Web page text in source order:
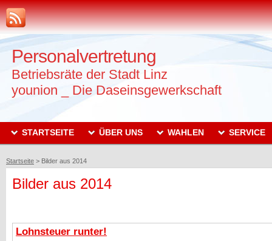
Personalvertretung
Betriebsräte der Stadt Linz
younion _ Die Daseinsgewerkschaft
STARTSEITE ÜBER UNS WAHLEN SERVICE
Startseite > Bilder aus 2014
Bilder aus 2014
Lohnsteuer runter!